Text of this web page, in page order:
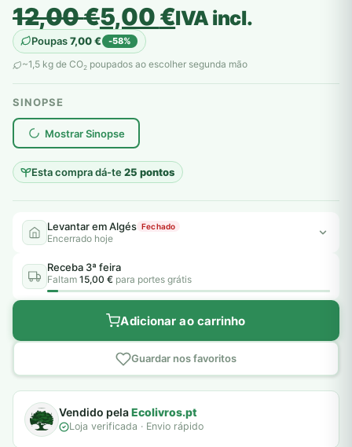
12,00€
O
preço
original
era:
12,00 €.
5,00€
O
preço
atual
é:
5,00 €.
IVA incl.
Poupas7,00€ -58%
~1,5 kg de CO2 poupados ao escolher segunda mão
SINOPSE
Mostrar Sinopse
Esta compra dá-te25 pontos
plantar árvores reais
Levantar em Algés Fechado
Encerrado hoje
Receba 3ª feira
Faltam 15,00 € para portes grátis
Adicionar ao carrinho
Guardar nos favoritos
Vendido pelaEcolivros.pt
Loja verificada · Envio rápido